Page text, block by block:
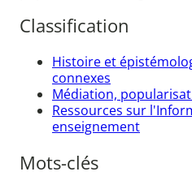
Classification
Histoire et
connexes
Médiation,
Ressources sur
enseignement
Mots-clés